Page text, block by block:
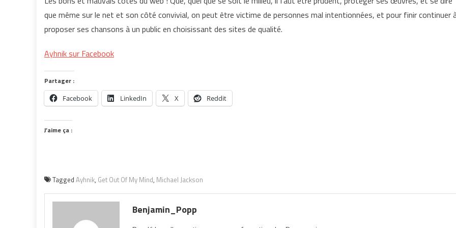
que même sur le net et son côté convivial, on peut être victime de personnes mal intentionnées, et pour finir continuer
proposer ses chansons à un public en choisissant des sites de qualité.
Ayhnik sur Facebook
Partager :
Facebook LinkedIn X Reddit
J’aime ça :
Tagged Ayhnik, Get Out Of My Mind, Michael Jackson
Benjamin_Popp